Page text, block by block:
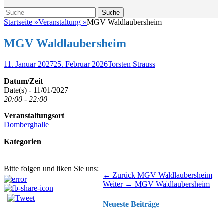
Suche
Suche
nach:
Startseite »Veranstaltung »MGV Waldlaubersheim
MGV Waldlaubersheim
Veröffentlicht
11. Januar 202725. Februar 2026Autor
Torsten Strauss
Datum/Zeit
Date(s) - 11/01/2027
20:00 - 22:00
Veranstaltungsort
Domberghalle
Kategorien
Bitte folgen und liken Sie uns:
Beitragsnavigation ← Zurück Vorhergehender
Beitrag:
MGV Waldlaubersheim
Weiter → Nächster
MGV Waldlaubersheim
Neueste Beiträge